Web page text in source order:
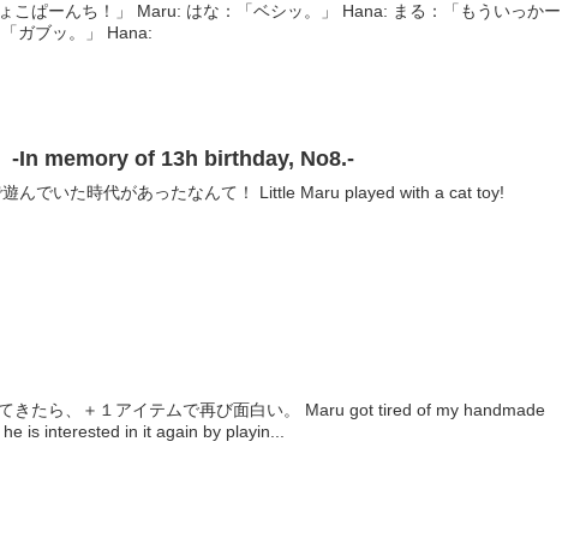
はな：「ベシッ。」 Hana: まる：「もういっかー
はな：「ガブッ。」 Hana:
-In memory of 13h birthday, No8.-
んでいた時代があったなんて！ Little Maru played with a cat toy!
きたら、＋１アイテムで再び面白い。 Maru got tired of my handmade
is interested in it again by playin...